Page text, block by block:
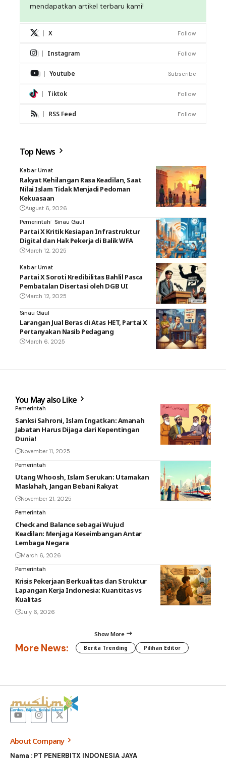
mendapatkan artikel terbaru kami!
X Follow
Instagram Follow
Youtube Subscribe
Tiktok Follow
RSS Feed Follow
Top News
Kabar Umat
Rakyat Kehilangan Rasa Keadilan, Saat
Nilai Islam Tidak Menjadi Pedoman
Kekuasaan
August 6, 2026
Pemerintah
Sinau Gaul
Partai X Kritik Kesiapan Infrastruktur
Digital dan Hak Pekerja di Balik WFA
March 12, 2025
Kabar Umat
Partai X Soroti Kredibilitas Bahlil Pasca
Pembatalan Disertasi oleh DGB UI
March 12, 2025
Sinau Gaul
Larangan Jual Beras di Atas HET, Partai X
Pertanyakan Nasib Pedagang
March 6, 2025
You May also Like
Pemerintah
Sanksi Sahroni, Islam Ingatkan: Amanah
Jabatan Harus Dijaga dari Kepentingan
Dunia!
November 11, 2025
Pemerintah
Utang Whoosh, Islam Serukan: Utamakan
Maslahah, Jangan Bebani Rakyat
November 21, 2025
Pemerintah
Check and Balance sebagai Wujud
Keadilan: Menjaga Keseimbangan Antar
Lembaga Negara
March 6, 2026
Pemerintah
Krisis Pekerjaan Berkualitas dan Struktur
Lapangan Kerja Indonesia: Kuantitas vs
Kualitas
July 6, 2026
Show More
More News: Berita Trending Pilihan Editor
About Company
Nama : PT PENERBITX INDONESIA JAYA